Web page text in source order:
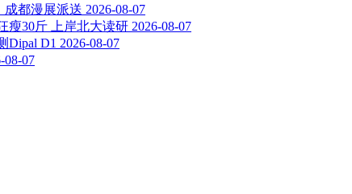
成都漫展派送 2026-08-07
瘦30斤 上岸北大读研 2026-08-07
Dipal D1 2026-08-07
08-07